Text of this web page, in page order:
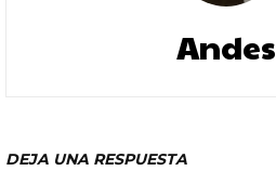
Andes
DEJA UNA RESPUESTA